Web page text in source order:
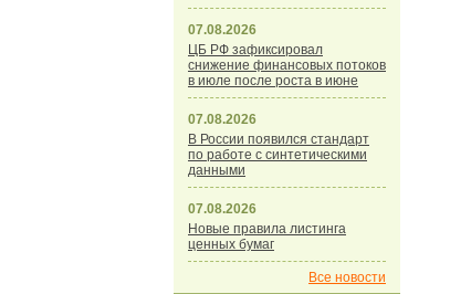
07.08.2026
ЦБ РФ зафиксировал
снижение финансовых потоков
в июле после роста в июне
07.08.2026
В России появился стандарт
по работе с синтетическими
данными
07.08.2026
Новые правила листинга
ценных бумаг
Все новости